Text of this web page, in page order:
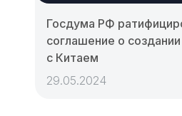
Госдума РФ
соглашение о
с Китаем
29.05.2024